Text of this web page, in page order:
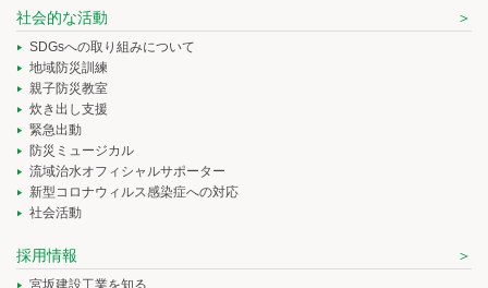
社会的な活動
SDGsへの取り組みについて
地域防災訓練
親子防災教室
炊き出し支援
緊急出動
防災ミュージカル
流域治水オフィシャルサポーター
新型コロナウィルス感染症への対応
社会活動
採用情報
宮坂建設工業を知る